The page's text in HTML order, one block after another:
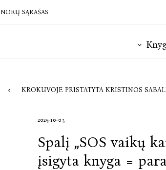
NORŲ SĄRAŠAS
KROKUVOJE PRISTATYTA KRISTINOS SABALIAUSKAITĖS „PETRO IMPERATORĖ“ – LYDIMA OLGOS TOKARCZUK
2025-10-03
Spalį „SOS vaikų
įsigyta knyga =